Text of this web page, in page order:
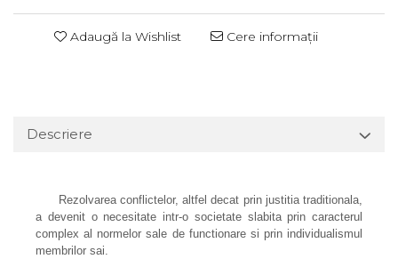
Adaugă la Wishlist Cere informații
Descriere
Rezolvarea conflictelor, altfel decat prin justitia traditionala,
a devenit o necesitate intr‑o societate slabita prin caracterul
complex al normelor sale de functionare si prin individualismul
membrilor sai.